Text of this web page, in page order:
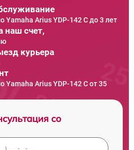
Yamaha Arius YDP-142 C до 3 лет
наш счет,
курьера
Yamaha Arius YDP-142 C от 35
со